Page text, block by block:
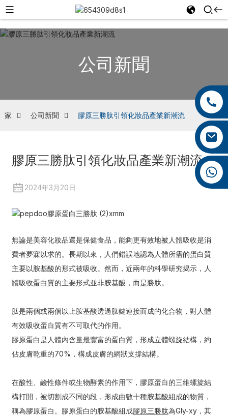
+86 13959222339
+86 0592 5599526
+86 18965423693
公司新聞
家 公司新聞 膠原三勝肽引領化妝品產業新潮流
膠原三勝肽引領化妝品產業新潮流
2024年3月20日
無論是美容化妝品還是保健食品，能夠更有效地被人體吸收是消
費者夢寐以求的。長期以來，人們錯誤地認為人體所需的蛋白質
主要以胺基酸的形式被吸收。然而，近兩年的科學研究揭示，人
體吸收蛋白質的主要形式並非胺基酸，而是勝肽。
肽是兩個或兩個以上胺基酸透過肽鍵連接而成的化合物，對人體
有效吸收蛋白質有不可取代的作用。
膠原蛋白是人體內含量最豐富的蛋白質，形成立體螺旋結構，約
佔皮膚乾重的70%，構成皮膚的網狀支撐結構。
在酸性、鹼性條件或生物酵素的作用下，膠原蛋白的三維螺旋結
構打開，被切割成不同的段，形成由數十種胺基酸組成的物質，
稱為膠原蛋白。膠原蛋白的胺基酸組成膠原三勝肽為Gly-xy，其